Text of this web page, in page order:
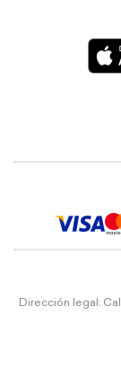
Dirección legal: